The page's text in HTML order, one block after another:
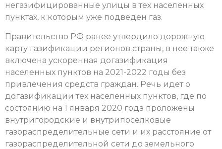
негазифицированные улицы в тех населенных
пунктах, к которым уже подведен газ.
Правительство РФ ранее утвердило дорожную
карту газификации регионов страны, в нее также
включена ускоренная догазификация
населенных пунктов на 2021-2022 годы без
привлечения средств граждан. Речь идет о
догазификации тех населенных пунктов, где по
состоянию на 1 января 2020 года проложены
внутригородские и внутрипоселковые
газораспределительные сети и их расстояние от
газораспределительной сети до земельного